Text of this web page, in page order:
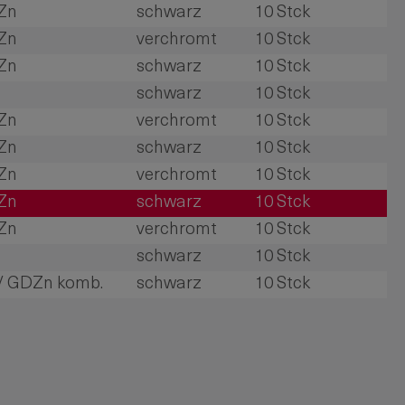
schwarz
10 Stck
verchromt
10 Stck
schwarz
10 Stck
schwarz
10 Stck
verchromt
10 Stck
schwarz
10 Stck
verchromt
10 Stck
schwarz
10 Stck
verchromt
10 Stck
schwarz
10 Stck
GDZn komb. schwarz 10 Stck